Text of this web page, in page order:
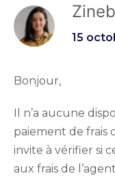
15
Bonjour,
Il n’a aucune
paiement de frais
invite à vérifier si
aux frais de